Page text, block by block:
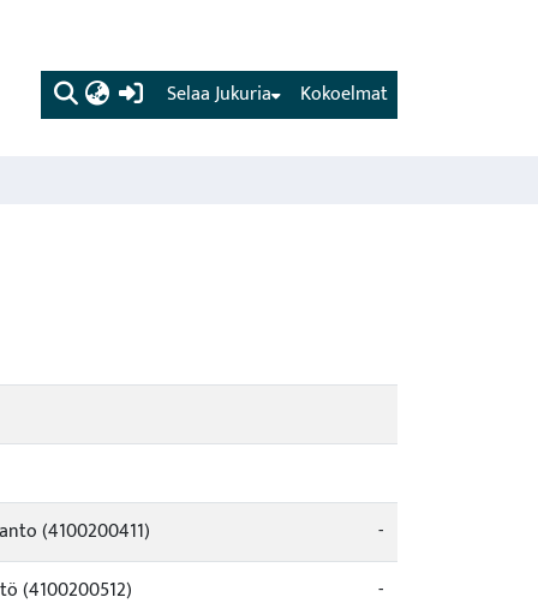
(current) Kokoelmat
Selaa Jukuria
(4100200411)
-
(4100200512)
-